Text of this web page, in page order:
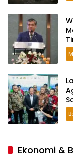
Ekonomi &